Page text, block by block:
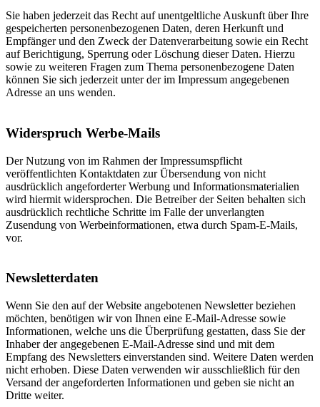
Sie haben jederzeit das Recht auf unentgeltliche Auskunft über Ihre
gespeicherten personenbezogenen Daten, deren Herkunft und
Empfänger und den Zweck der Datenverarbeitung sowie ein Recht
auf Berichtigung, Sperrung oder Löschung dieser Daten. Hierzu
sowie zu weiteren Fragen zum Thema personenbezogene Daten
können Sie sich jederzeit unter der im Impressum angegebenen
Adresse an uns wenden.
Widerspruch Werbe-Mails
Der Nutzung von im Rahmen der Impressumspflicht
veröffentlichten Kontaktdaten zur Übersendung von nicht
ausdrücklich angeforderter Werbung und Informationsmaterialien
wird hiermit widersprochen. Die Betreiber der Seiten behalten sich
ausdrücklich rechtliche Schritte im Falle der unverlangten
Zusendung von Werbeinformationen, etwa durch Spam-E-Mails,
vor.
Newsletterdaten
Wenn Sie den auf der Website angebotenen Newsletter beziehen
möchten, benötigen wir von Ihnen eine E-Mail-Adresse sowie
Informationen, welche uns die Überprüfung gestatten, dass Sie der
Inhaber der angegebenen E-Mail-Adresse sind und mit dem
Empfang des Newsletters einverstanden sind. Weitere Daten werden
nicht erhoben. Diese Daten verwenden wir ausschließlich für den
Versand der angeforderten Informationen und geben sie nicht an
Dritte weiter.